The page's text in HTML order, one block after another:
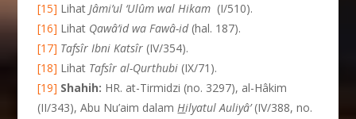
[15] LihatJâmi’ul ‘Ulûm wal Hikam (I/510).
[16] Lihat Qawâ’id wa Fawâ-id(hal. 187).
[17] Tafsîr Ibni Katsîr (IV/354).
[18] Lihat Tafsîr al-Qurthubi (IX/71).
[19] Shahih: HR. at-Tirmidzi (no. 3297), al-Hâkim
(II/343), Abu Nu’aim dalamHilyatul Auliyâ’(IV/388, no.